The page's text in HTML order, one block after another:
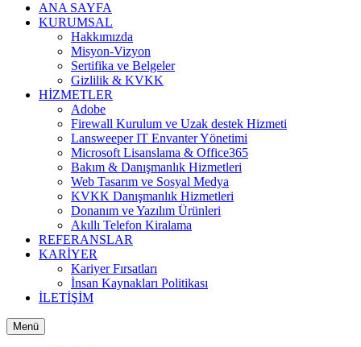
ANA SAYFA
KURUMSAL
Hakkımızda
Misyon-Vizyon
Sertifika ve Belgeler
Gizlilik & KVKK
HİZMETLER
Adobe
Firewall Kurulum ve Uzak destek Hizmeti
Lansweeper IT Envanter Yönetimi
Microsoft Lisanslama & Office365
Bakım & Danışmanlık Hizmetleri
Web Tasarım ve Sosyal Medya
KVKK Danışmanlık Hizmetleri
Donanım ve Yazılım Ürünleri
Akıllı Telefon Kiralama
REFERANSLAR
KARİYER
Kariyer Fırsatları
İnsan Kaynakları Politikası
İLETİŞİM
Menü